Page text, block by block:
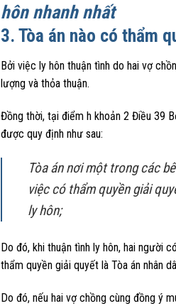
hôn nhanh nhất
3. Tòa án nào có thẩm
Bởi việc ly hôn thuận tình do hai vợ
lượng và thỏa thuận.
Đồng thời, tại điểm h khoản 2 Điều 39
được quy định như sau:
Tòa án nơi một trong các
việc có thẩm quyền giải
ly hôn;
Do đó, khi thuận tình ly hôn, hai người
thẩm quyền giải quyết là Tòa án nhân
Do đó, nếu hai vợ chồng cùng đồng ý